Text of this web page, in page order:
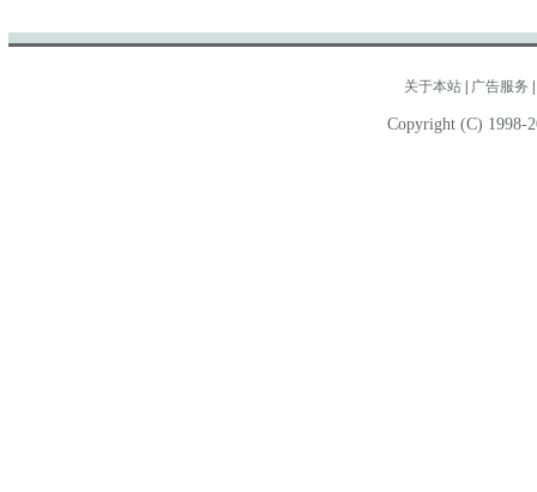
关于本站 广告服务
Copyright (C) 1998-